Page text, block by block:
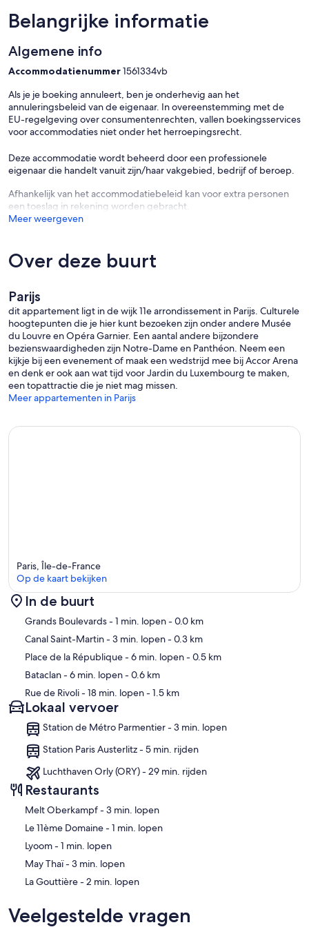
Belangrijke informatie
Algemene info
Accommodatienummer1561334vb
Als je je boeking annuleert, ben je onderhevig aan het
annuleringsbeleid van de eigenaar. In overeenstemming met de
EU-regelgeving over consumentenrechten, vallen boekingsservices
voor accommodaties niet onder het herroepingsrecht.
Deze accommodatie wordt beheerd door een professionele
eigenaar die handelt vanuit zijn/haar vakgebied, bedrijf of beroep.
Afhankelijk van het accommodatiebeleid kan voor extra personen
een toeslag in rekening worden gebracht.
Meer weergeven
Over deze buurt
Parijs
dit appartement ligt in de wijk 11e arrondissement in Parijs. Culturele
hoogtepunten die je hier kunt bezoeken zijn onder andere Musée
du Louvre en Opéra Garnier. Een aantal andere bijzondere
bezienswaardigheden zijn Notre-Dame en Panthéon. Neem een
kijkje bij een evenement of maak een wedstrijd mee bij Accor Arena
en denk er ook aan wat tijd voor Jardin du Luxembourg te maken,
een topattractie die je niet mag missen.
Meer appartementen in Parijs
Kaart
Paris, Île-de-France
Op de kaart bekijken
In de buurt
Grands Boulevards- 1 min. lopen- 0.0 km
Canal Saint-Martin- 3 min. lopen- 0.3 km
Place de la République- 6 min. lopen- 0.5 km
Bataclan- 6 min. lopen- 0.6 km
Rue de Rivoli- 18 min. lopen- 1.5 km
Lokaal vervoer
Station de Métro Parmentier - 3 min. lopen
Station Paris Austerlitz - 5 min. rijden
Luchthaven Orly (ORY) - 29 min. rijden
Restaurants
‪Melt Oberkampf - ‬3 min. lopen
‪Le 11ème Domaine - ‬1 min. lopen
‪Lyoom - ‬1 min. lopen
‪May Thaï - ‬3 min. lopen
‪La Gouttière - ‬2 min. lopen
Veelgestelde vragen